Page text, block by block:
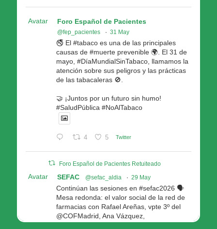
Avatar Foro Español de Pacientes
@fep_pacientes · 31 May
🚭 El #tabaco es una de las principales
causas de #muerte prevenible 🌍. El 31 de
mayo, #DíaMundialSinTabaco, llamamos la
atención sobre sus peligros y las prácticas
de las tabacaleras 🚫.
🤝 ¡Juntos por un futuro sin humo!
#SaludPública #NoAlTabaco
4 5 Twitter
Foro Español de Pacientes Retuiteado
Avatar SEFAC @sefac_aldia · 29 May
Continúan las sesiones en #sefac2026 🗣️
Mesa redonda: el valor social de la red de
farmacias con Rafael Areñas, vpte 3º del
@COFMadrid, Ana Vázquez,